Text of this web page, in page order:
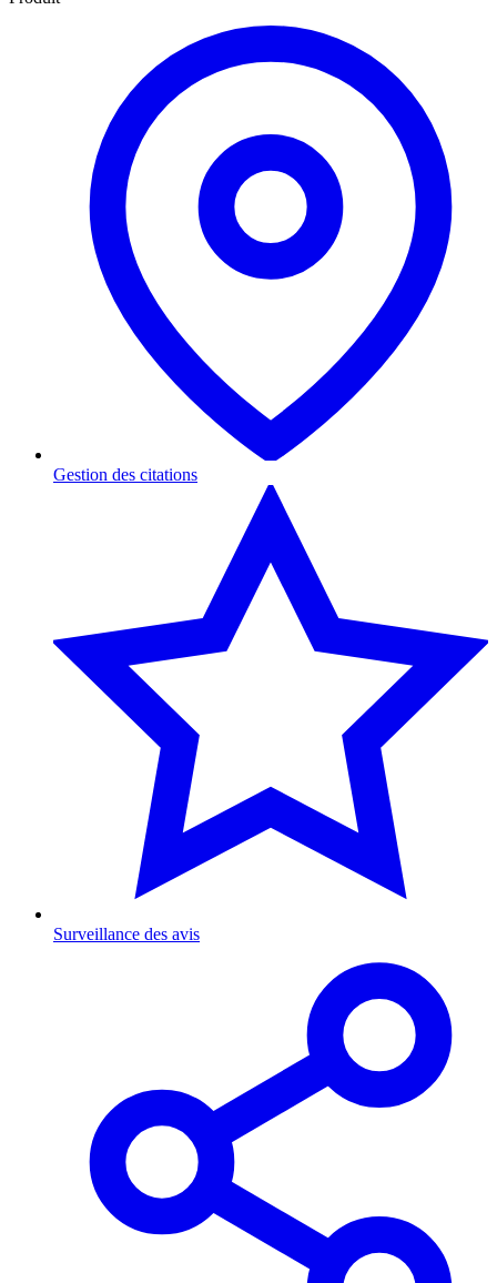
Gestion des citations
Surveillance des avis